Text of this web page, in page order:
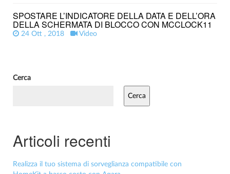
SPOSTARE L’INDICATORE DELLA DATA E DELL’ORA
DELLA SCHERMATA DI BLOCCO CON MCCLOCK11
24 Ott , 2018 Video
Cerca
Cerca
Articoli recenti
Realizza il tuo sistema di sorveglianza compatibile con